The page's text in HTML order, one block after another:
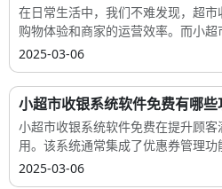
在日常生活中，我们不难发现，超
购物体验和商家的运营效率。而小超
2025-03-06
小超市收银系统软件免费有哪
小超市收银系统软件免费在提升顾
用。该系统通常集成了优惠券管理功
2025-03-06